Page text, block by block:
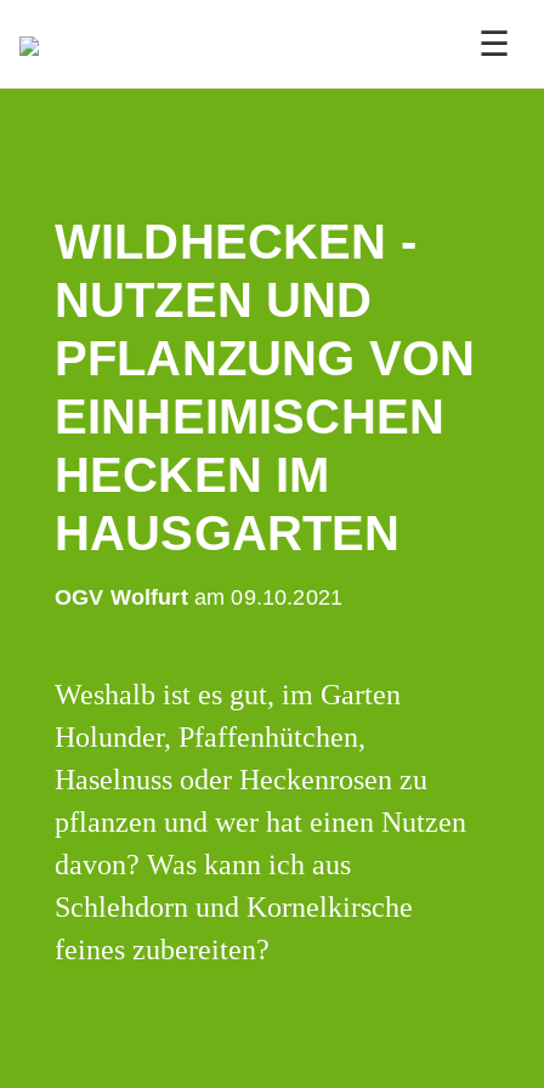
☰
WILDHECKEN -
NUTZEN UND
PFLANZUNG VON
EINHEIMISCHEN
HECKEN IM
HAUSGARTEN
OGV Wolfurtam 09.10.2021
Weshalb ist es gut, im Garten
Holunder, Pfaffenhütchen,
Haselnuss oder Heckenrosen zu
pflanzen und wer hat einen Nutzen
davon? Was kann ich aus
Schlehdorn und Kornelkirsche
feines zubereiten?